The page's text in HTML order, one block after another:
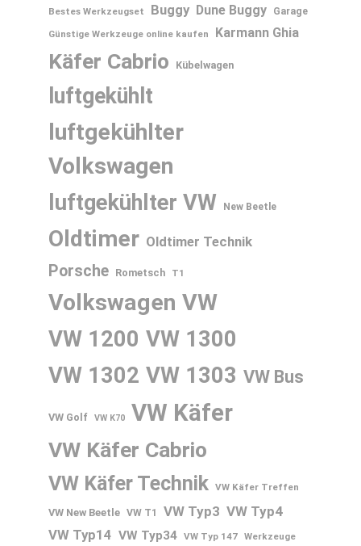
Bestes Werkzeugset Buggy Dune Buggy
Garage
Günstige Werkzeuge online kaufen
Karmann Ghia
Käfer Cabrio Kübelwagen
luftgekühlt
luftgekühlter
Volkswagen
luftgekühlter VW New Beetle
Oldtimer Oldtimer Technik
Porsche Rometsch T1
Volkswagen VW
VW 1200 VW 1300
VW 1302 VW 1303 VW Bus
VW Golf VW K70 VW Käfer
VW Käfer Cabrio
VW Käfer Technik VW Käfer Treffen
VW New Beetle VW T1 VW Typ3 VW Typ4
VW Typ14 VW Typ34 VW Typ 147 Werkzeuge